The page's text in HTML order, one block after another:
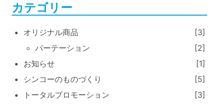
カテゴリー
オリジナル商品
[3]
パーテーション
[2]
お知らせ
[1]
シンコーのものづくり
[5]
トータルプロモーション
[3]